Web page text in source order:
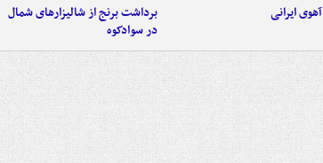
آهوی ایرانی
برداشت برنج از شالیزارهای شمال
در سوادکوه